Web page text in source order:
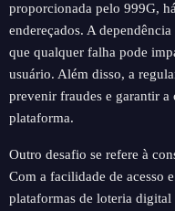
proporcionada pelo 999G,
endereçados. A
que qualquer falha pode
usuário. Além disso, a
prevenir fraudes e garantir
plataforma.
Outro desafio se refere à
Com a facilidade de acesso
plataformas de loteria